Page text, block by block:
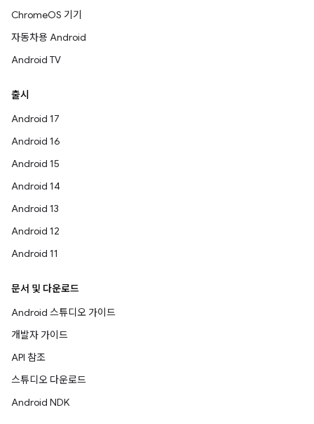
ChromeOS 기기
자동차용 Android
Android TV
출시
Android 17
Android 16
Android 15
Android 14
Android 13
Android 12
Android 11
문서 및 다운로드
Android 스튜디오 가이드
개발자 가이드
API 참조
스튜디오 다운로드
Android NDK